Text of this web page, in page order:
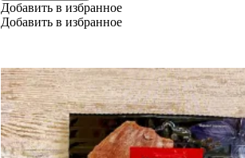
Добавить в избранное
Добавить в избранное